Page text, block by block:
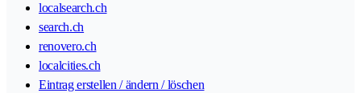
localsearch.ch
search.ch
renovero.ch
localcities.ch
Eintrag erstellen / ändern / löschen